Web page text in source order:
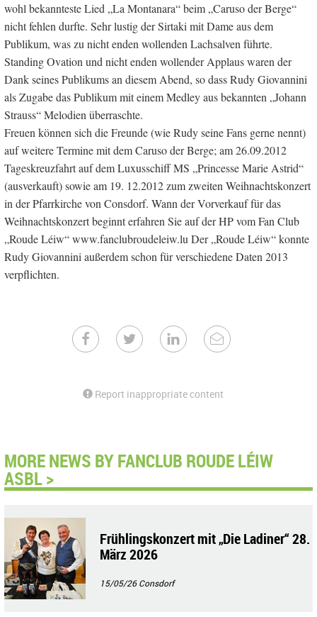
wohl bekannteste Lied „La Montanara“ beim „Caruso der Berge“
nicht fehlen durfte. Sehr lustig der Sirtaki mit Dame aus dem
Publikum, was zu nicht enden wollenden Lachsalven führte.
Standing Ovation und nicht enden wollender Applaus waren der
Dank seines Publikums an diesem Abend, so dass Rudy Giovannini
als Zugabe das Publikum mit einem Medley aus bekannten „Johann
Strauss“ Melodien überraschte.
Freuen können sich die Freunde (wie Rudy seine Fans gerne nennt)
auf weitere Termine mit dem Caruso der Berge; am 26.09.2012
Tageskreuzfahrt auf dem Luxusschiff MS „Princesse Marie Astrid“
(ausverkauft) sowie am 19. 12.2012 zum zweiten Weihnachtskonzert
in der Pfarrkirche von Consdorf. Wann der Vorverkauf für das
Weihnachtskonzert beginnt erfahren Sie auf der HP vom Fan Club
„Roude Léiw“ www.fanclubroudeleiw.lu Der „Roude Léiw“ konnte
Rudy Giovannini außerdem schon für verschiedene Daten 2013
verpflichten.
Report inappropriate content
MORE NEWS BY FANCLUB ROUDE LÉIW
ASBL >
Frühlingskonzert mit „Die Ladiner“ 28.
März 2026
15/05/26Consdorf